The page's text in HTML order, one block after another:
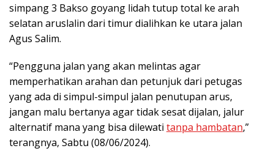
simpang 3 Bakso goyang lidah tutup total ke arah
selatan aruslalin dari timur dialihkan ke utara jalan
Agus Salim.
“Pengguna jalan yang akan melintas agar
memperhatikan arahan dan petunjuk dari petugas
yang ada di simpul-simpul jalan penutupan arus,
jangan malu bertanya agar tidak sesat dijalan, jalur
alternatif mana yang bisa dilewati tanpa hambatan,”
terangnya, Sabtu (08/06/2024).